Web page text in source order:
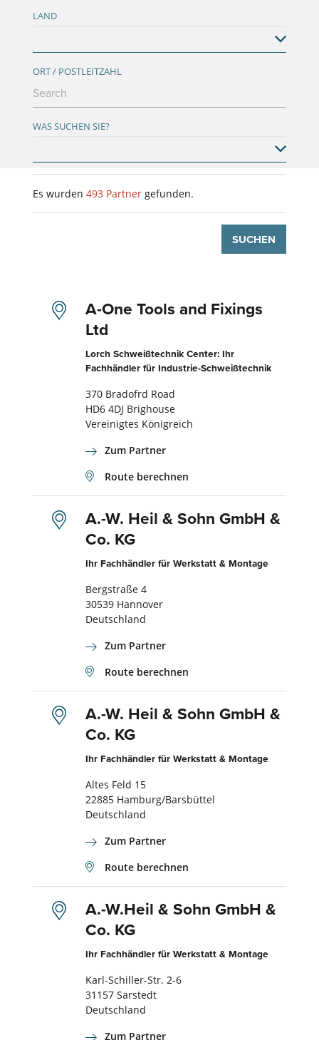
LAND
ORT / POSTLEITZAHL
SUCHEN
WAS SUCHEN SIE?
Es wurden 493Partnergefunden.
A-One Tools and Fixings
Ltd
Lorch Schweißtechnik Center: Ihr
Fachhändler für Industrie-Schweißtechnik
370 Bradofrd Road
HD6 4DJ Brighouse
Vereinigtes Königreich
Zum Partner
Route berechnen
A.-W. Heil & Sohn GmbH &
Co. KG
Ihr Fachhändler für Werkstatt & Montage
Bergstraße 4
30539 Hannover
Deutschland
Zum Partner
Route berechnen
A.-W. Heil & Sohn GmbH &
Co. KG
Ihr Fachhändler für Werkstatt & Montage
Altes Feld 15
22885 Hamburg/Barsbüttel
Deutschland
Zum Partner
Route berechnen
A.-W.Heil & Sohn GmbH &
Co. KG
Ihr Fachhändler für Werkstatt & Montage
Karl-Schiller-Str. 2-6
31157 Sarstedt
Deutschland
Zum Partner